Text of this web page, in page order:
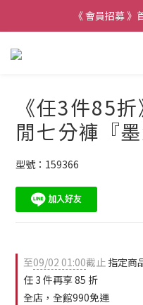
《 會員招募
《任3件85
閒七分褲『墨
型號：159366
至09/02 01:00截止 指定商
任 3 件再享 85 折
全店，全館990免運